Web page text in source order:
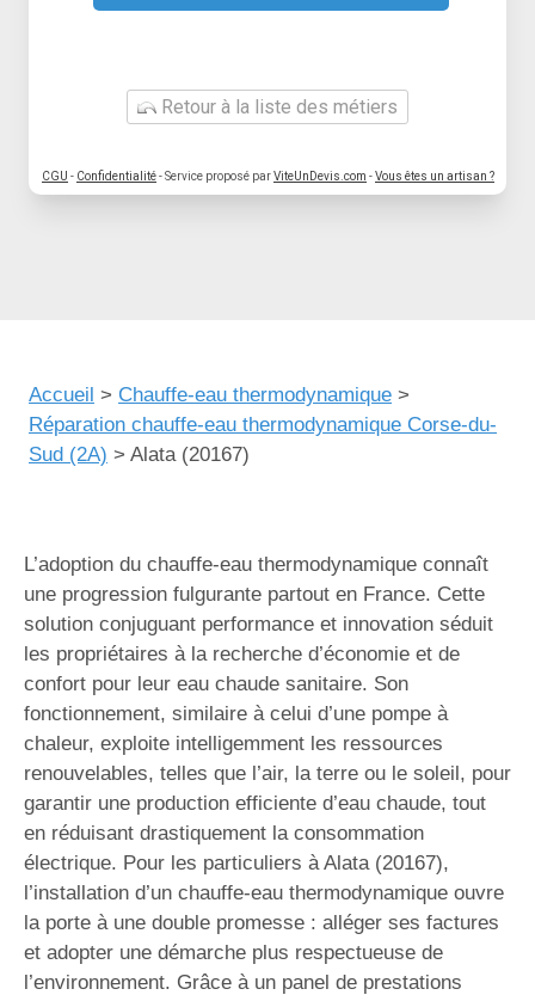
Retour à la liste des métiers
CGU - Confidentialité- Service proposé parViteUnDevis.com -Vous êtes un artisan ?
Accueil > Chauffe-eau thermodynamique >
Réparation chauffe-eau thermodynamique Corse-du-
Sud (2A) > Alata (20167)
L’adoption du chauffe-eau thermodynamique connaît
une progression fulgurante partout en France. Cette
solution conjuguant performance et innovation séduit
les propriétaires à la recherche d’économie et de
confort pour leur eau chaude sanitaire. Son
fonctionnement, similaire à celui d’une pompe à
chaleur, exploite intelligemment les ressources
renouvelables, telles que l’air, la terre ou le soleil, pour
garantir une production efficiente d’eau chaude, tout
en réduisant drastiquement la consommation
électrique. Pour les particuliers à Alata (20167),
l’installation d’un chauffe-eau thermodynamique ouvre
la porte à une double promesse : alléger ses factures
et adopter une démarche plus respectueuse de
l’environnement. Grâce à un panel de prestations